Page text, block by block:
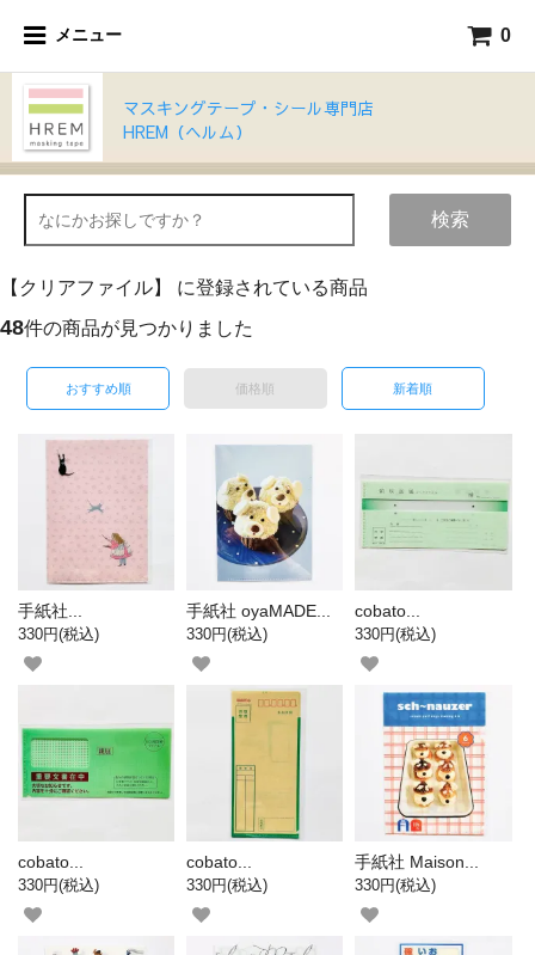
メニュー 0
マスキングテープ・シール専門店
HREM（ヘルム）
検索
【クリアファイル】 に登録されている商品
48件の商品が見つかりました
おすすめ順 価格順 新着順
手紙社...
330円(税込)
手紙社 oyaMADE...
330円(税込)
cobato...
330円(税込)
cobato...
330円(税込)
cobato...
330円(税込)
手紙社 Maison...
330円(税込)